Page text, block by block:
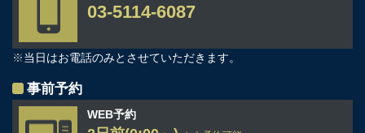
03-5114-6087
※当日はお電話のみとさせていただきます。
事前予約
WEB予約